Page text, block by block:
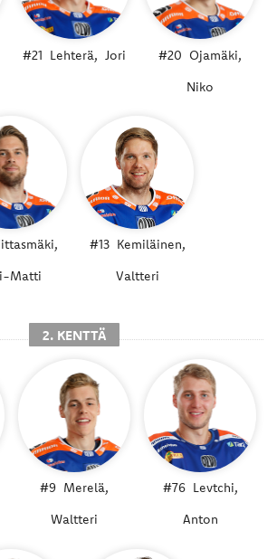
#21 Lehterä, Jori #20 Ojamäki,
Niko
Matti
#13 Kemiläinen,
Valtteri
2. KENTTÄ
#9 Merelä,
Waltteri
#76 Levtchi,
Anton